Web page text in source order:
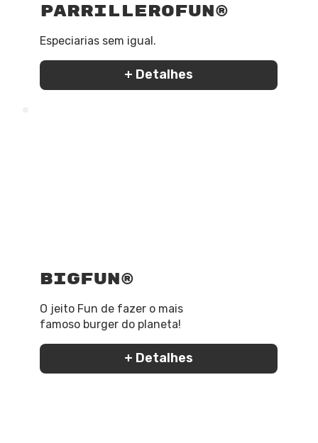
ParrilleroFun®
Especiarias sem igual.
+ Detalhes
BigFun®
O jeito Fun de fazer o mais
famoso burger do planeta!
+ Detalhes